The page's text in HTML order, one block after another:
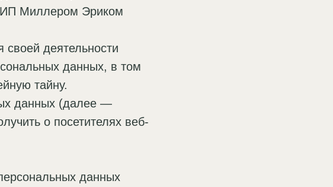
ИП Миллером Эриком
деятельности
данных, в том
тайну.
данных (далее —
о посетителях веб-
данных